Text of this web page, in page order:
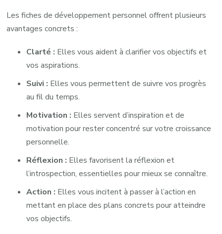
Les fiches de développement personnel offrent plusieurs
avantages concrets :
Clarté : Elles vous aident à clarifier vos objectifs et
vos aspirations.
Suivi : Elles vous permettent de suivre vos progrès
au fil du temps.
Motivation : Elles servent d’inspiration et de
motivation pour rester concentré sur votre croissance
personnelle.
Réflexion : Elles favorisent la réflexion et
l’introspection, essentielles pour mieux se connaître.
Action : Elles vous incitent à passer à l’action en
mettant en place des plans concrets pour atteindre
vos objectifs.